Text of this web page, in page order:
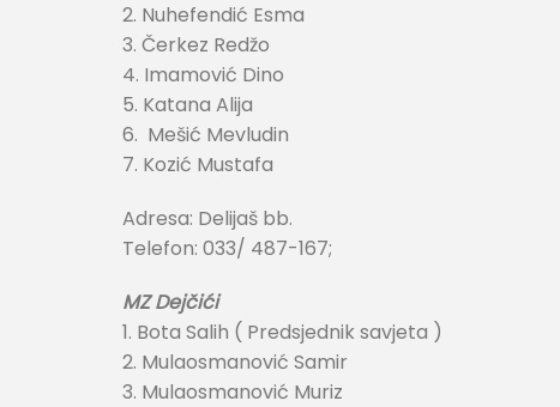
2. Nuhefendić Esma
3. Čerkez Redžo
4. Imamović Dino
5. Katana Alija
6. Mešić Mevludin
7. Kozić Mustafa
Adresa: Delijaš bb.
Telefon: 033/ 487-167;
MZ Dejčići
1. Bota Salih ( Predsjednik savjeta )
2. Mulaosmanović Samir
3. Mulaosmanović Muriz